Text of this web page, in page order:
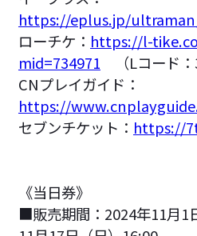
https://eplus.jp/
ローチケ： https://l-
mid=734971 （Lコード：
CNプレイガイド：
https://
セブンチケット： https://
《当日券》
■販売期間：2024年11月1